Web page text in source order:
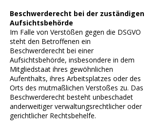
Beschwerde­recht bei der zuständigen
Aufsichts­behörde
Im Falle von Verstößen gegen die DSGVO
steht den Betroffenen ein
Beschwerderecht bei einer
Aufsichtsbehörde, insbesondere in dem
Mitgliedstaat ihres gewöhnlichen
Aufenthalts, ihres Arbeitsplatzes oder des
Orts des mutmaßlichen Verstoßes zu. Das
Beschwerderecht besteht unbeschadet
anderweitiger verwaltungsrechtlicher oder
gerichtlicher Rechtsbehelfe.